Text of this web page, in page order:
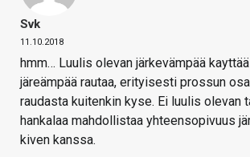
Svk
11.10.2018
hmm… Luulis olevan järkevämpää
järeämpää rautaa, erityisesti prossun
raudasta kuitenkin kyse. Ei luulis olevan
hankalaa mahdollistaa yhteensopivuus
kiven kanssa.